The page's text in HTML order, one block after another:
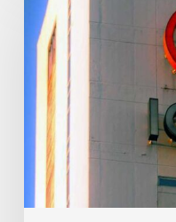
lanza
premio
comercio
exterior
para
empresas